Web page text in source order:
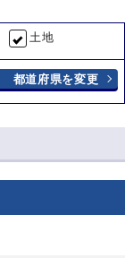
土地
都道府県を変更